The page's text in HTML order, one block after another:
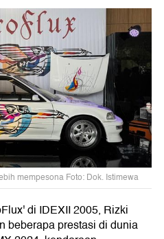
mempesona Foto: Dok. Istimewa
di IDEXII 2005, Rizki
beberapa prestasi di dunia